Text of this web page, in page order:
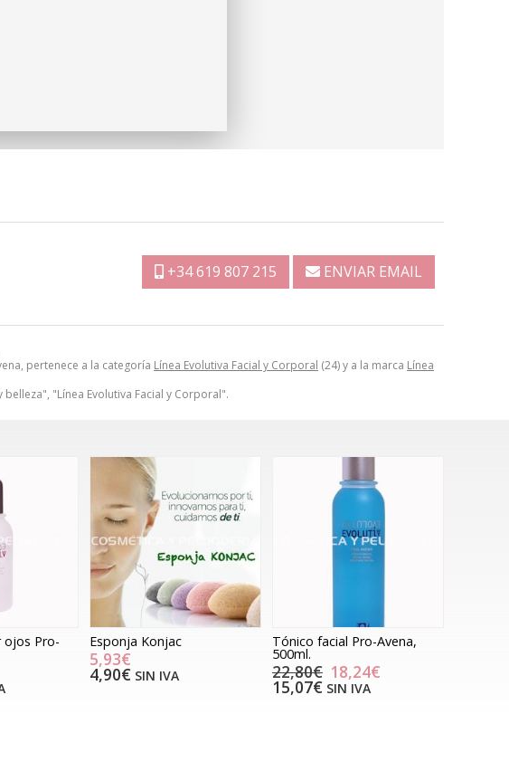
pertenece a la categoría Línea Evolutiva Facial y Corporal (24) y a la marca Línea
belleza", "Línea Evolutiva Facial y Corporal".
+34 619 807 215 ENVIAR EMAIL
ojos Pro- Esponja Konjac
5,93€
4,90€ SIN IVA
Tónico facial Pro-Avena,
500ml.
22,80€ 18,24€
15,07€ SIN IVA